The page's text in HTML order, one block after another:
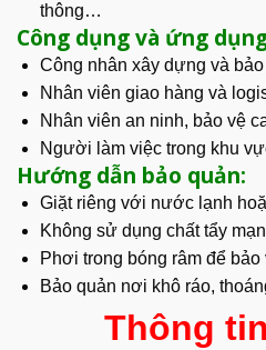
thông…
Công dụng và ứng
Công nhân xây dựng và
Nhân viên giao hàng và
Nhân viên an ninh, bảo vệ
Người làm việc trong khu
Hướng dẫn bảo quản:
Giặt riêng với nước lạnh
Không sử dụng chất tẩy
Phơi trong bóng râm để
Bảo quản nơi khô ráo,
Thông